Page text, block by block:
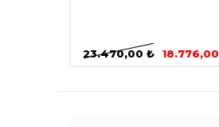
23.470,00 ₺ 18.776,00